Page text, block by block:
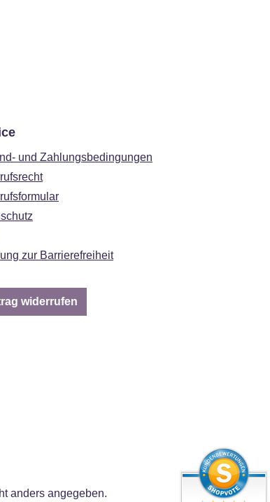
und Zahlungsbedingungen
zur Barrierefreiheit
widerrufen
anders angegeben.